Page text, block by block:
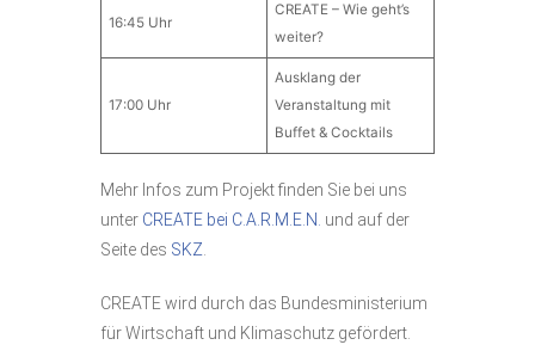
16:45 Uhr
CREATE – Wie geht’s
weiter?
17:00 Uhr
Ausklang der
Veranstaltung mit
Buffet & Cocktails
Mehr Infos zum Projekt finden Sie bei uns
unter CREATE bei C.A.R.M.E.N. und auf der
Seite des SKZ
CREATE wird durch das Bundesministerium
für Wirtschaft und Klimaschutz gefördert.